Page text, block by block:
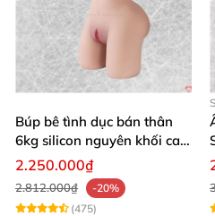
Búp bê tình dục bán thân
6kg silicon nguyên khối cao
cấp giá rẻ
2.250.000₫
2.812.000₫
-20%
(475)